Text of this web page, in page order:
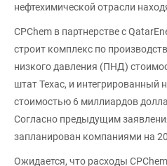
нефтехимической отрасли
CPChem в партнерстве с
строит комплекс по
низкого давления (ПНД)
штат Техас, и интегрированный
стоимостью 6 миллиардов
Согласно предыдущим
запланирован компаниями на
Ожидается, что расходы